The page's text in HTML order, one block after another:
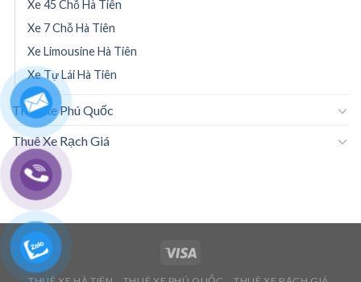
Xe 45 Chỗ Hà Tiên
Xe 7 Chỗ Hà Tiên
Xe Limousine Hà Tiên
Xe Tự Lái Hà Tiên
Thuê Xe Phú Quốc
Thuê Xe Rạch Giá